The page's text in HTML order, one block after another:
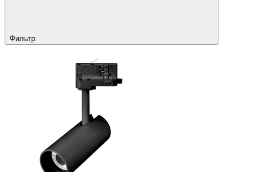
Фильтр